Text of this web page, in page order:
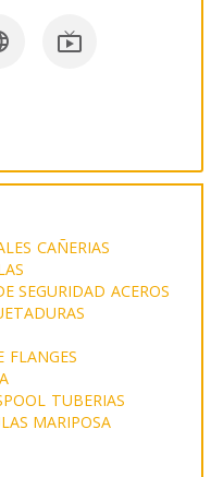

CAÑERIAS
SEGURIDAD ACEROS
FLANGES
TUBERIAS
MARIPOSA